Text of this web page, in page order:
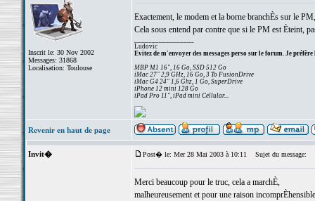
Inscrit le: 30 Nov 2002
Messages: 31868
Localisation: Toulouse
Exactement, le modem et la borne branchÈs sur le
Cela sous entend par contre que si le PM est Èteint,
Ludovic
Evitez de m'envoyer des messages perso sur le forum. Je préfère
MBP M1 16", 16 Go, SSD 512 Go
iMac 27" 2,9 GHz, 16 Go, 3 To FusionDrive
iMac G4 24" 1,6 Ghz, 1 Go, SuperDrive
iPhone 12 mini 128 Go
iPad Pro 11", iPad mini Cellular...
Revenir en haut de page
Invit� Post� le: Mer 28 Mai 2003 à 10:11 Sujet du message:
Merci beaucoup pour le truc, cela a marchÈ,
malheureusement et pour une raison